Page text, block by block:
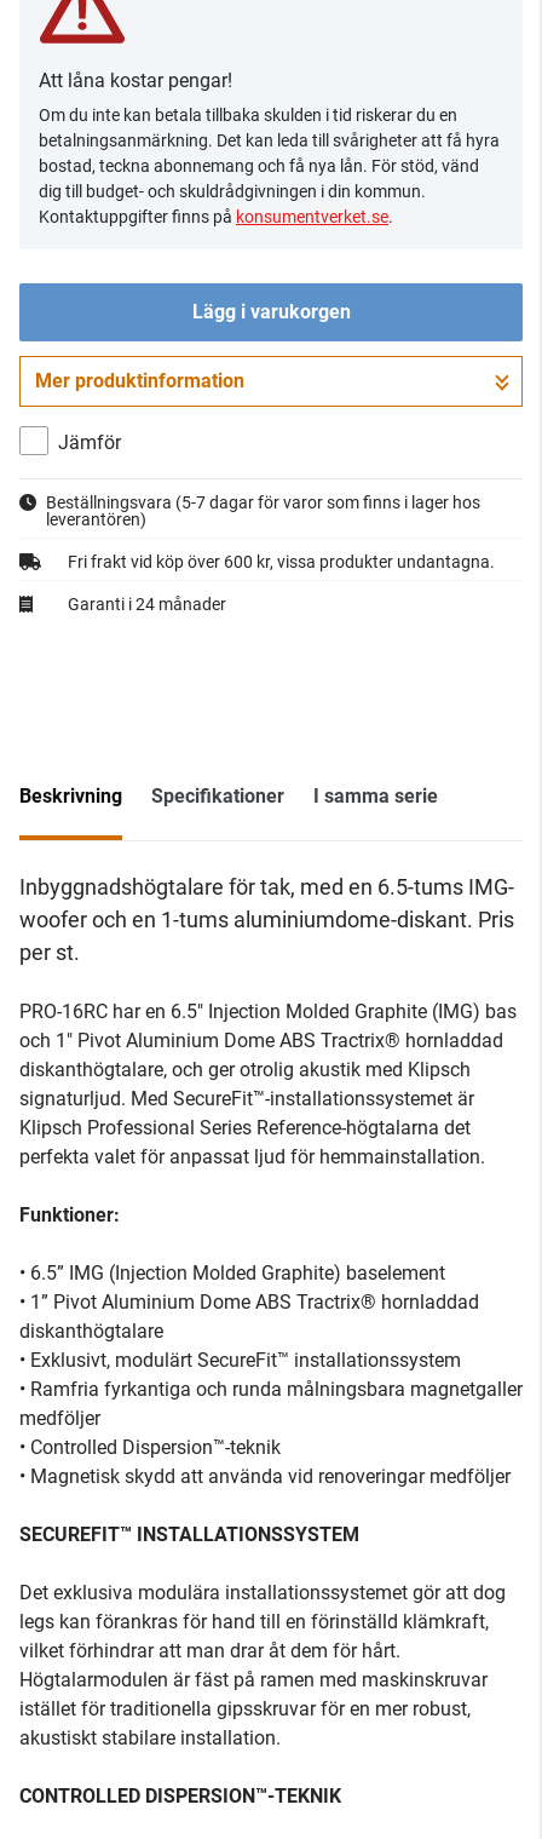
Att låna kostar pengar!
Om du inte kan betala tillbaka skulden i tid riskerar du en
betalningsanmärkning. Det kan leda till svårigheter att få hyra
bostad, teckna abonnemang och få nya lån. För stöd, vänd
dig till budget- och skuldrådgivningen i din kommun.
Kontaktuppgifter finns på konsumentverket.se.
Lägg i varukorgen
Gå till kassan
Mer produktinformation
Jämför
Beställningsvara (5-7 dagar för varor som finns i lager hos
leverantören)
Fri frakt vid köp över 600 kr, vissa produkter undantagna.
Garanti i 24 månader
Beskrivning Specifikationer I samma serie
Inbyggnadshögtalare för tak, med en 6.5-tums IMG-
woofer och en 1-tums aluminiumdome-diskant. Pris
per st.
PRO-16RC har en 6.5" Injection Molded Graphite (IMG) bas
och 1" Pivot Aluminium Dome ABS Tractrix® hornladdad
diskanthögtalare, och ger otrolig akustik med Klipsch
signaturljud. Med SecureFit™-installationssystemet är
Klipsch Professional Series Reference-högtalarna det
perfekta valet för anpassat ljud för hemmainstallation.
Funktioner:
• 6.5” IMG (Injection Molded Graphite) baselement
• 1” Pivot Aluminium Dome ABS Tractrix® hornladdad
diskanthögtalare
• Exklusivt, modulärt SecureFit™ installationssystem
• Ramfria fyrkantiga och runda målningsbara magnetgaller
medföljer
• Controlled Dispersion™-teknik
• Magnetisk skydd att använda vid renoveringar medföljer
SECUREFIT™ INSTALLATIONSSYSTEM
Det exklusiva modulära installationssystemet gör att dog
legs kan förankras för hand till en förinställd klämkraft,
vilket förhindrar att man drar åt dem för hårt.
Högtalarmodulen är fäst på ramen med maskinskruvar
istället för traditionella gipsskruvar för en mer robust,
akustiskt stabilare installation.
CONTROLLED DISPERSION™-TEKNIK